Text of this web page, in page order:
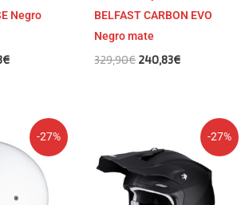
Negro
€
BELFAST CARBON EVO
Negro mate
329,90€240,83€
-27%
precio
actual
-27%
precio
original
era:
149,90€.
precio
actual
es:
109,43€.